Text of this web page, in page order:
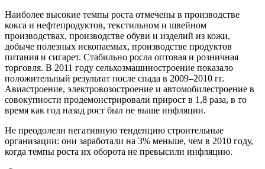
Наиболее высокие темпы роста отмечены в производстве
кокса и нефтепродуктов, текстильном и швейном
производствах, производстве обуви и изделий из кожи,
добыче полезных ископаемых, производстве продуктов
питания и сигарет. Стабильно росла оптовая и розничная
торговля. В 2011 году сельхозмашиностроение показало
положительный результат после спада в 2009–2010 гг.
Авиастроение, электровозостроение и автомобилестроение в
совокупности продемонстрировали прирост в 1,8 раза, в то
время как год назад рост был не выше инфляции.
Не преодолели негативную тенденцию строительные
организации: они заработали на 3% меньше, чем в 2010 году,
когда темпы роста их оборота не превысили инфляцию.